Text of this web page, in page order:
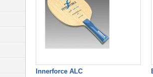
Innerforce ALC